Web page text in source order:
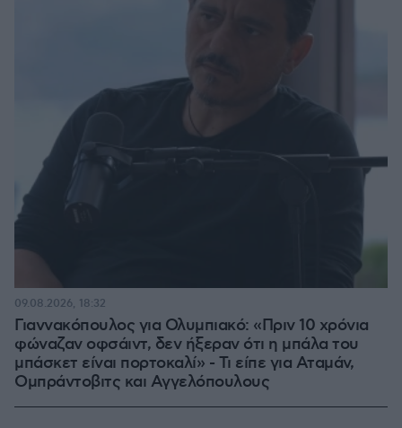
Γιαννακόπουλος για Ολυμπιακό: «Πριν 10 χρόνια
φώναζαν οφσάιντ, δεν ήξεραν ότι η μπάλα του
μπάσκετ είναι πορτοκαλί» - Τι είπε για Αταμάν,
Ομπράντοβιτς και Αγγελόπουλους
09.08.2026, 18:32